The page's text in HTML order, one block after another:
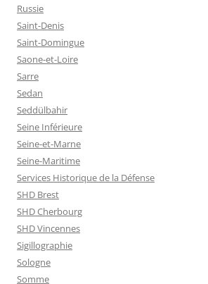
Russie
Saint-Denis
Saint-Domingue
Saone-et-Loire
Sarre
Sedan
Seddülbahir
Seine Inférieure
Seine-et-Marne
Seine-Maritime
Services Historique de la Défense
SHD Brest
SHD Cherbourg
SHD Vincennes
Sigillographie
Sologne
Somme